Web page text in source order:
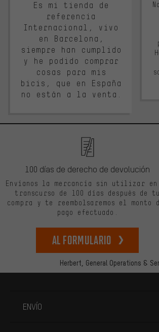
Es mi tienda de
referencia
Internacional, vivo
en Barcelona,
siempre han cumplido
y he podido comprar
cosas para mis
bicis, que en España
no están a la venta.
Herbert, General Operations &
100 días de derecho de devolución
Envíanos la mercancía sin utilizar en
transcurso de 100 días después de tu
compra y te reembolsaremos el monto
pago efectuado.
Al formulario
ENVÍO